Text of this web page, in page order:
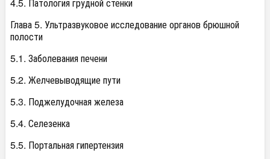
4.5. Патология грудной стенки
Глава 5. Ультразвуковое исследование органов брюшной
полости
5.1. Заболевания печени
5.2. Желчевыводящие пути
5.3. Поджелудочная железа
5.4. Селезенка
5.5. Портальная гипертензия